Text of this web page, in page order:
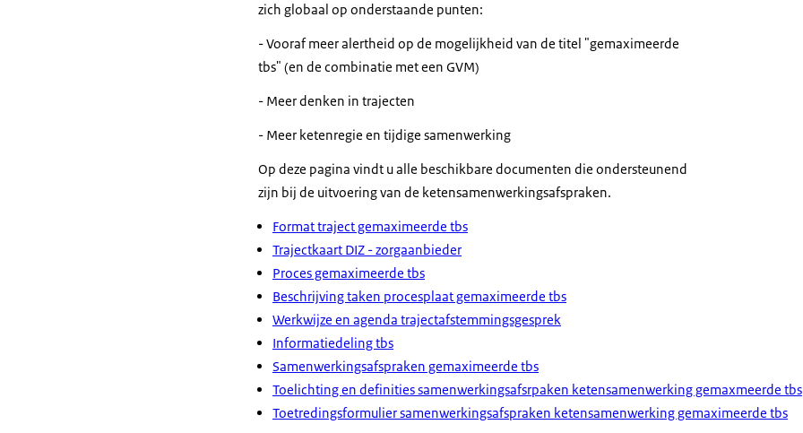
zich globaal op onderstaande punten:
- Vooraf meer alertheid op de mogelijkheid van de titel "gemaximeerde
tbs" (en de combinatie met een GVM)
- Meer denken in trajecten
- Meer ketenregie en tijdige samenwerking
Op deze pagina vindt u alle beschikbare documenten die ondersteunend
zijn bij de uitvoering van de ketensamenwerkingsafspraken.
Format traject gemaximeerde tbs
Trajectkaart DIZ - zorgaanbieder
Proces gemaximeerde tbs
Beschrijving taken procesplaat gemaximeerde tbs
Werkwijze en agenda trajectafstemmingsgesprek
Informatiedeling tbs
Samenwerkingsafspraken gemaximeerde tbs
Toelichting en definities samenwerkingsafsrpaken ketensamenwerking gemaxmeerde tbs
Toetredingsformulier samenwerkingsafspraken ketensamenwerking gemaximeerde tbs